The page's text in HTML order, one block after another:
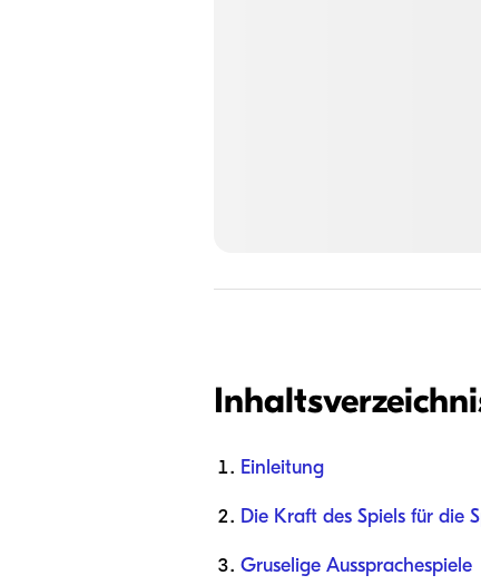
Einleitung
Die Kraft des Spiels für die
Gruselige Aussprachespiele